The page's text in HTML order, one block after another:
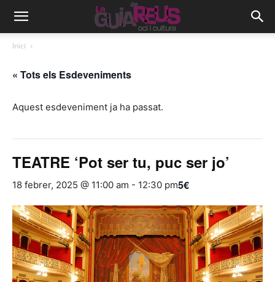
Inici
« Tots els Esdeveniments
Aquest esdeveniment ja ha passat.
TEATRE ‘Pot ser tu, puc ser jo’
18 febrer, 2025 @ 11:00 am - 12:30 pm5€